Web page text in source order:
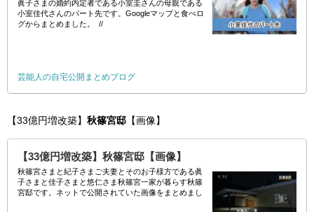
眞子さまの婚約内定者である小室圭さんの母親である
小室佳代さんのパート先です。Googleマップと食べロ
グからまとめました。 //
芸能人の自宅公開まとめブログ
【33億円増改築】 秋篠宮邸 【画像】
【33億円増改築】秋篠宮邸【画像】
秋篠宮さまと紀子さまご夫妻とそのお子様方である眞
子さまと佳子さまと悠仁さま秋篠宮一家が暮らす秋篠
宮邸です。ネットで公開されていた画像をまとめまし